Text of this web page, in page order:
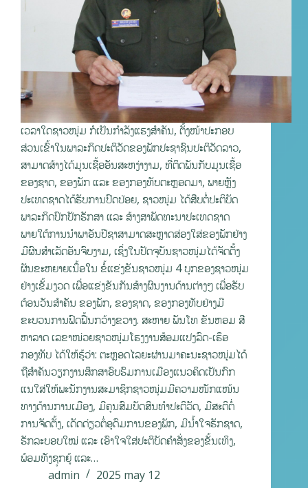
ເວລາໃດຊາວໜຸ່ມ ກໍເປັນກຳລັງແຮງສໍາຄັນ, ຕັ້ງໜ້າປະກອບ
ສ່ວນເຂົ້າໃນພາລະກິດປະຕິວັດຂອງພັກປະຊາຊົນປະຕິວັດລາວ,
ສາມາດສ້າງໄດ້ມູນເຊື້ອອັນສະຫງ່າງາມ, ທີ່ຕິດພັນກັບມູນເຊື້ອ
ຂອງຊາດ, ຂອງພັກ ແລະ ຂອງກອງທັບຕະຫຼອດມາ, ພາຍຫຼັງ
ປະເທດຊາດໄດ້ຮັບການປົດປ່ອຍ, ຊາວໜຸ່ມ ໄດ້ສືບຕໍ່ປະຕິບັດ
ພາລະກິດປົກປັກຮັກສາ ແລະ ສ້າງສາພັດທະນາປະເທດຊາດ
ພາຍໃຕ້ການນໍາພາອັນປີຊາສາມາດສະຫຼາດສ່ອງໃສ່ຂອງພັກຢ່າງ
ມີຜົນສໍາເລັດອັນຈົບງາມ, ເຊິ່ງໃນປັດຈຸບັນຊາວໜຸ່ມໄດ້ຈັດຕັ້ງ
ຜັນຂະຫຍາຍເນື້ອໃນ ຂໍ້ແຂ່ງຂັນຊາວໜຸ່ມ 4 ບຸກຂອງຊາວໜຸ່ມ
ຢ່າງເຂັ້ມງວດ ເພື່ອແຂ່ງຂັນກັນສ້າງຜົນງານດ້ານຕ່າງໆ ເພື່ອຮັບ
ຕ້ອນວັນສໍາຄັນ ຂອງພັກ, ຂອງຊາດ, ຂອງກອງທັບຢ່າງມີ
ຂະບວນການຟົດຟື້ນກວ້າງຂວາງ. ສະຫາຍ ພັນໂທ ຂັນຫອມ ສີ
ຫາລາດ ເລຂາໜ່ວຍຊາວໜຸ່ມໂຮງງານສ້ອມແປງລົດ-ເຮຶອ
ກອງທັບ ໄດ້ໃຫ້ຮູ້ວ່າ: ຕະຫຼອດໄລຍະຜ່ານມາຄະນະຊາວໜຸ່ມໄດ້
ຖືສຳຄັນວຽກງານສຶກສາອົບຮົມການເມືອງແນວຄິດເປັນກົກ
ແນໃສ່ໃຫ້ພະນັກງານສະມາຊິກຊາວໜຸ່ມມີຄວາມໜັກແໜ້ນ
ທາງດ້ານການເມືອງ, ມີຄຸນສົມບັດສິນທໍາປະຕິວັດ, ມີສະຕິຕໍ່
ການຈັດຕັ້ງ, ເດັດດ່ຽວຕໍ່ອຸດົມການຂອງພັກ, ມີນໍ້າໃຈຮັກຊາດ,
ຮັກລະບອບໃໝ່ ແລະ ເອົາໃຈໃສ່ປະຕິບັດຄໍາສັ່ງຂອງຂັ້ນເທິງ,
ພ້ອມທັງຊຸກຍູ້ ແລະ…
admin
2025 may 12